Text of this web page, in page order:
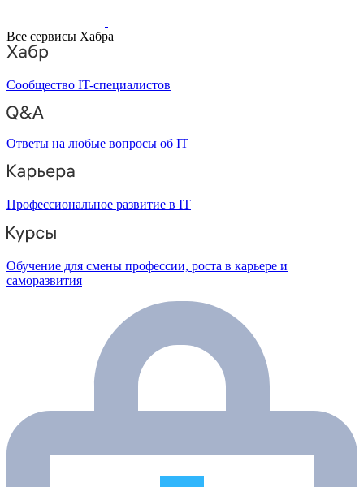
Все сервисы Хабра
Сообщество IT-специалистов
Ответы на любые вопросы об IT
Профессиональное развитие в IT
Обучение для смены профессии, роста в карьере и
саморазвития